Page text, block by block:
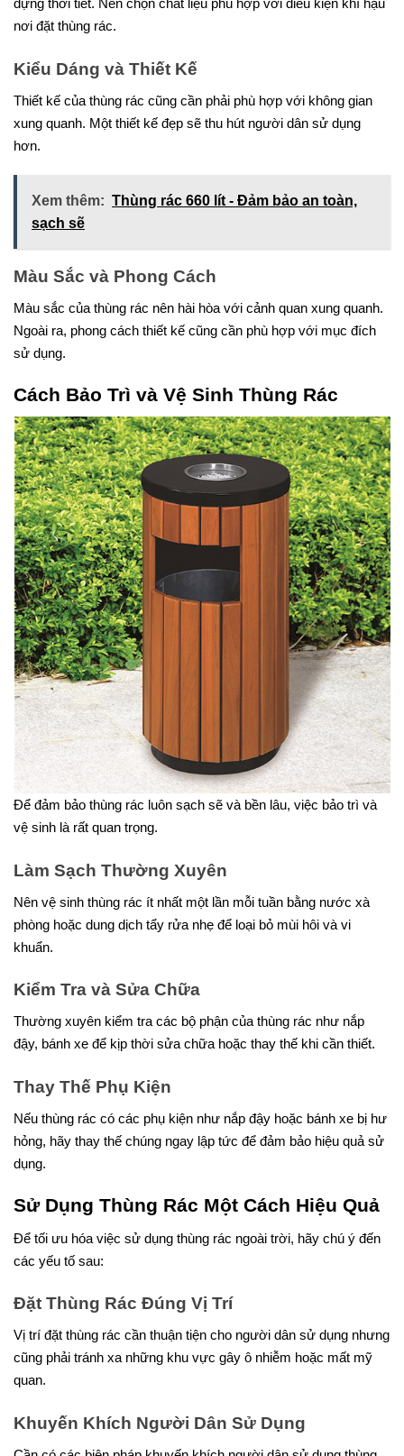
đựng thời tiết. Nên chọn chất liệu phù hợp với điều kiện khí hậu
nơi đặt thùng rác.
Kiểu Dáng và Thiết Kế
Thiết kế của thùng rác cũng cần phải phù hợp với không gian
xung quanh. Một thiết kế đẹp sẽ thu hút người dân sử dụng
hơn.
Xem thêm: Thùng rác 660 lít - Đảm bảo an toàn,
sạch sẽ
Màu Sắc và Phong Cách
Màu sắc của thùng rác nên hài hòa với cảnh quan xung quanh.
Ngoài ra, phong cách thiết kế cũng cần phù hợp với mục đích
sử dụng.
Cách Bảo Trì và Vệ Sinh Thùng Rác
Để đảm bảo thùng rác luôn sạch sẽ và bền lâu, việc bảo trì và
vệ sinh là rất quan trọng.
Làm Sạch Thường Xuyên
Nên vệ sinh thùng rác ít nhất một lần mỗi tuần bằng nước xà
phòng hoặc dung dịch tẩy rửa nhẹ để loại bỏ mùi hôi và vi
khuẩn.
Kiểm Tra và Sửa Chữa
Thường xuyên kiểm tra các bộ phận của thùng rác như nắp
đậy, bánh xe để kịp thời sửa chữa hoặc thay thế khi cần thiết.
Thay Thế Phụ Kiện
Nếu thùng rác có các phụ kiện như nắp đậy hoặc bánh xe bị hư
hỏng, hãy thay thế chúng ngay lập tức để đảm bảo hiệu quả sử
dụng.
Sử Dụng Thùng Rác Một Cách Hiệu Quả
Để tối ưu hóa việc sử dụng thùng rác ngoài trời, hãy chú ý đến
các yếu tố sau:
Đặt Thùng Rác Đúng Vị Trí
Vị trí đặt thùng rác cần thuận tiện cho người dân sử dụng nhưng
cũng phải tránh xa những khu vực gây ô nhiễm hoặc mất mỹ
quan.
Khuyến Khích Người Dân Sử Dụng